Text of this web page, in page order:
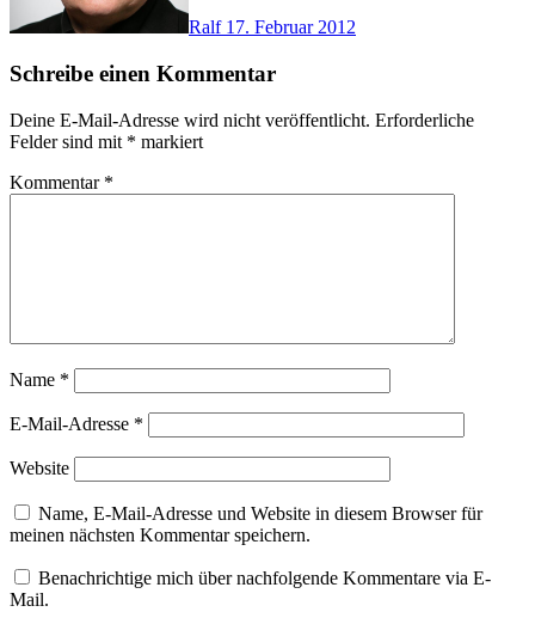
Ralf 17. Februar 2012
Schreibe einen Kommentar
Deine E-Mail-Adresse wird nicht veröffentlicht. Erforderliche
Felder sind mit * markiert
Kommentar *
Name *
E-Mail-Adresse *
Website
Name, E-Mail-Adresse und Website in diesem Browser für
meinen nächsten Kommentar speichern.
Benachrichtige mich über nachfolgende Kommentare via E-
Mail.